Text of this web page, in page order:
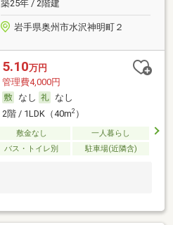
築25年 / 2階建
岩手県奥州市水沢神明町２
5.10万円
管理費4,000円
なし
なし
2階 / 1LDK（40m2）
敷金なし
一人暮らし
バス・トイレ別 駐車場(近隣含)